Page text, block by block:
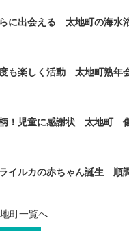
に出会える 太地町の海水
も楽しく活動 太地町熟年
！児童に感謝状 太地町
イルカの赤ちゃん誕生 順
町一覧へ